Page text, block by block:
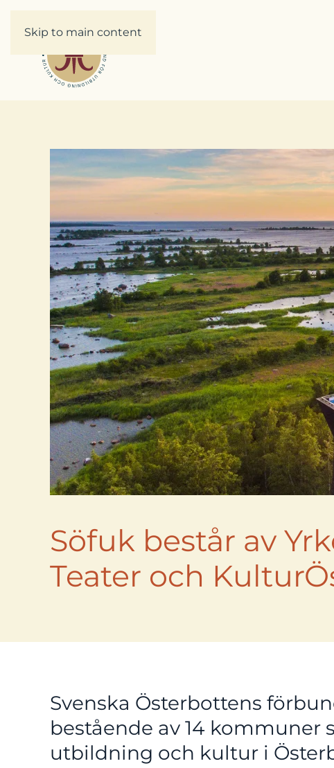
Skip to main content
Söfuk består av
Teater och
Svenska Österbottens
bestående av 14 kommuner
utbildning och kultur i